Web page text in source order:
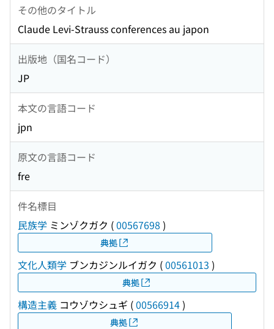
その他のタイトル
Claude Levi-Strauss conferences au japon
出版地（国名コード）
JP
本文の言語コード
jpn
原文の言語コード
fre
件名標目
民族学 ミンゾクガク (00567698 )
典拠
文化人類学 ブンカジンルイガク (00561013 )
典拠
構造主義 コウゾウシュギ (00566914)
典拠